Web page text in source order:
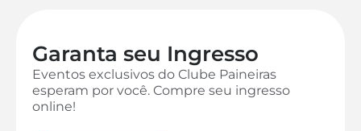
Garanta seu Ingresso
Eventos exclusivos do Clube Paineiras
esperam por você. Compre seu ingresso
online!